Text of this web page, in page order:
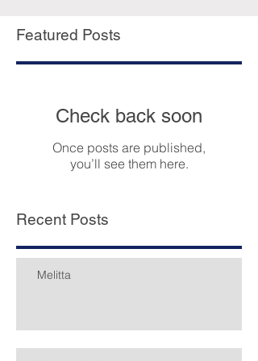
Featured Posts
Check back soon
Once posts are published,
you’ll see them here.
Recent Posts
Melitta